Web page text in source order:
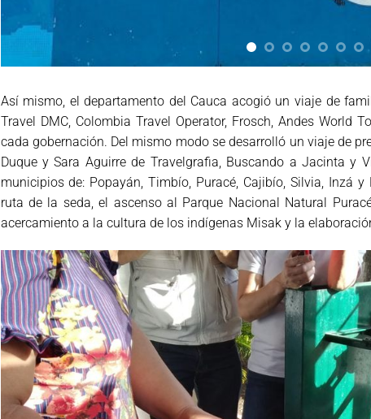
Así mismo, el departamento del Cauca acogió un viaje de
Travel DMC, Colombia Travel Operator, Frosch, Andes World
cada gobernación. Del mismo modo se desarrolló un viaje de
Duque y Sara Aguirre de Travelgrafia, Buscando a Jacinta y
municipios de: Popayán, Timbío, Puracé, Cajibío, Silvia, Inzá
ruta de la seda, el ascenso al Parque Nacional Natural
acercamiento a la cultura de los indígenas Misak y la